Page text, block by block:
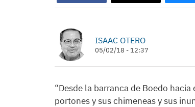
ISAAC OTERO
05/02/18 - 12:37
“Desde la barranca de Boedo
portones y sus chimeneas y sus